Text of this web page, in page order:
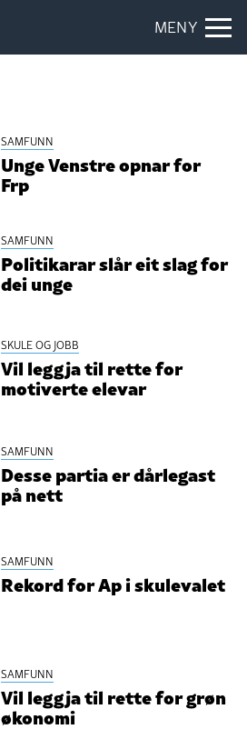
MENY
SAMFUNN
Unge Venstre opnar for
Frp
SAMFUNN
Politikarar slår eit slag for
dei unge
SKULE OG JOBB
Vil leggja til rette for
motiverte elevar
SAMFUNN
Desse partia er dårlegast
på nett
SAMFUNN
Rekord for Ap i skulevalet
SAMFUNN
Vil leggja til rette for grøn
økonomi